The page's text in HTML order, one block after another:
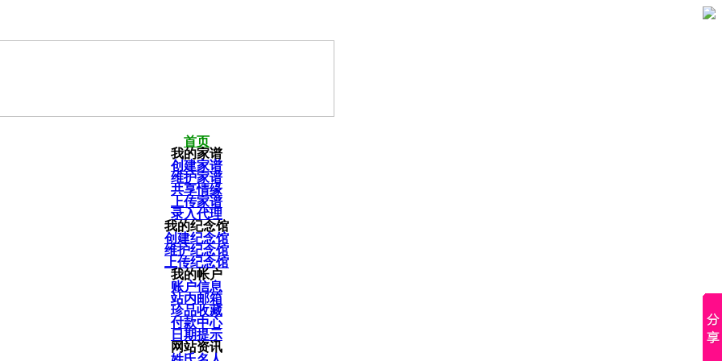
首页
我的家谱
创建家谱
维护家谱
共享情缘
上传家谱
录入代理
我的纪念馆
创建纪念馆
维护纪念馆
上传纪念馆
我的帐户
账户信息
站内邮箱
珍品收藏
付款中心
日期提示
网站资讯